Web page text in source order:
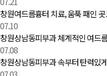
창원여드름흉터 치료, 움푹 패인
07.10
창원상남동피부과 체계적인 여드
07.08
창원상남동피부과 속부터 탄력있